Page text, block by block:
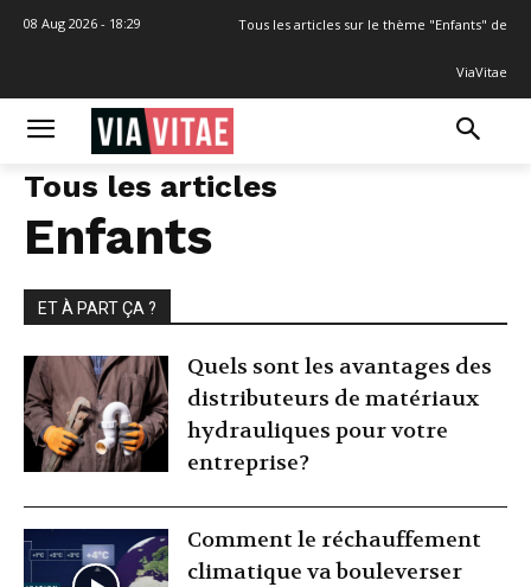
08 Aug 2026 - 18:29 Tous les articles sur le thème "Enfants" de
ViaVitae
Tous les articles
Enfants
ET À PART ÇA ?
Quels sont les avantages des
distributeurs de matériaux
hydrauliques pour votre
entreprise?
Comment le réchauffement
climatique va bouleverser